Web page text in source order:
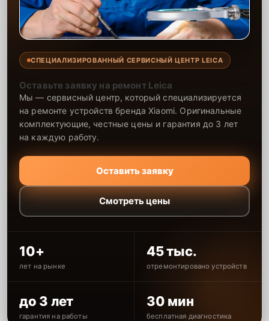
СПЕЦИАЛИЗИРОВАННЫЙ СЕРВИСНЫЙ ЦЕНТР LEICA
Оставьте заявку на ремонт Leica
Мы — сервисный центр, который специализируется
на ремонте устройств бренда Xiaomi. Оригинальные
комплектующие, честные цены и гарантия до 3 лет
на каждую работу.
Оставить заявку
Смотреть цены
10+
лет на рынке
45 тыс.
отремонтировано устройств
до 3 лет
гарантия на работы
30 мин
бесплатная диагностика